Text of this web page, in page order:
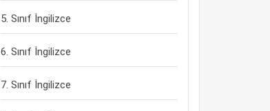
5. Sınıf İngilizce
6. Sınıf İngilizce
7. Sınıf İngilizce